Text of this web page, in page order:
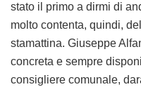
stato il primo a dirmi di
molto contenta, quindi,
stamattina. Giuseppe
concreta e sempre
consigliere comunale,